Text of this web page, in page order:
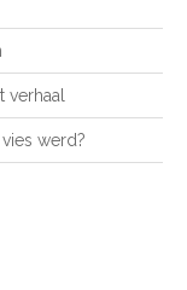
werd?